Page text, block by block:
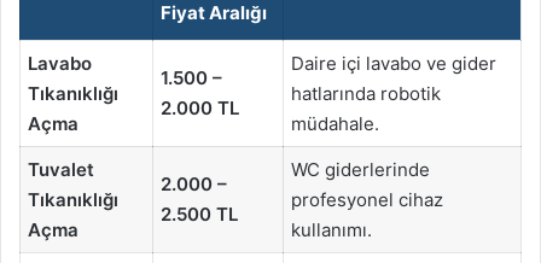
Fiyat Aralığı
Lavabo
Tıkanıklığı
Açma
1.500 –
2.000 TL
Daire içi lavabo ve gider
hatlarında robotik
müdahale.
Tuvalet
Tıkanıklığı
Açma
2.000 –
2.500 TL
WC giderlerinde
profesyonel cihaz
kullanımı.